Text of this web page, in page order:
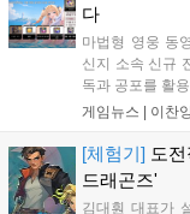
다
마법형 영웅 동
신지 소속 신규
독과 공포를 활
를 제공하는 것
활한다. 모...
게임뉴스 | 이찬
[체험기] 도
드래곤즈'
김대훤 대표가